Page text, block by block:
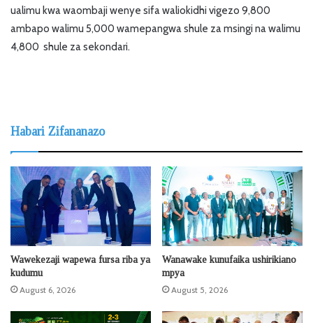
ualimu kwa waombaji wenye sifa waliokidhi vigezo 9,800
ambapo walimu 5,000 wamepangwa shule za msingi na walimu
4,800 shule za sekondari.
Habari Zifananazo
Wawekezaji wapewa fursa riba ya
kudumu
August 6, 2026
Wanawake kunufaika ushirikiano
mpya
August 5, 2026